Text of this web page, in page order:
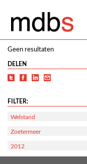
Geen resultaten
DELEN
FILTER:
Welstand
Zoetermeer
2012